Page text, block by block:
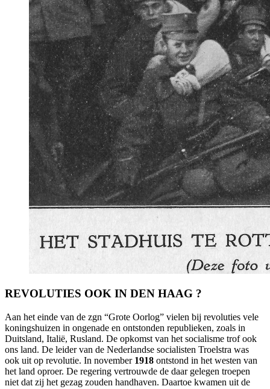
REVOLUTIES OOK IN DEN HAAG ?
Aan het einde van de zgn “Grote Oorlog” vielen bij revoluties vele
koningshuizen in ongenade en ontstonden republieken, zoals in
Duitsland, Italië, Rusland. De opkomst van het socialisme trof ook
ons land. De leider van de Nederlandse socialisten Troelstra was
ook uit op revolutie. In november 1918 ontstond in het westen van
het land oproer. De regering vertrouwde de daar gelegen troepen
niet dat zij het gezag zouden handhaven. Daartoe kwamen uit de